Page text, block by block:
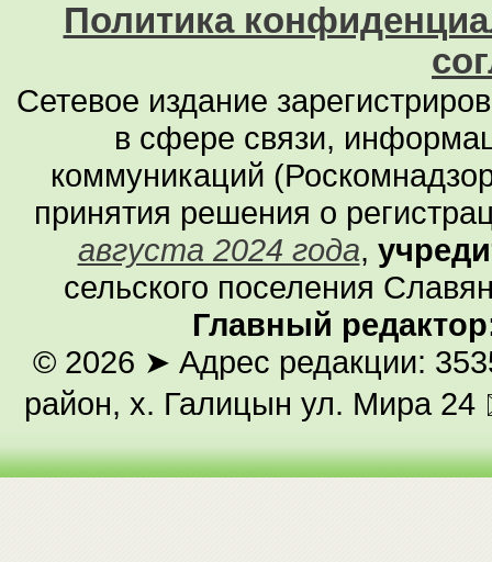
Политика
Сетевое издание
в сфере связи,
коммуникаций
принятия решения о
августа 2024 года,
сельского поселения
Главный
© 2026 ➤ Адрес редакции:
район, х. Галицын ул. Мира